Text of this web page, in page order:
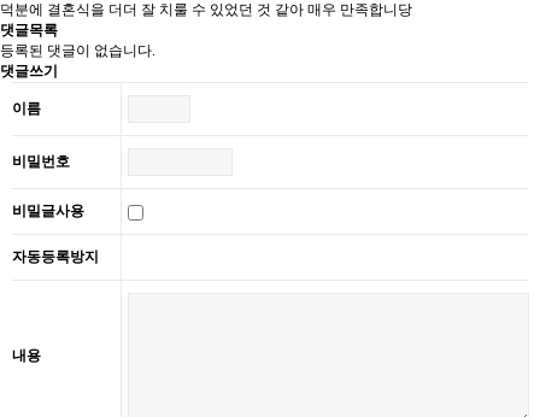
덕분에 결혼식을 더더 잘 치룰 수 있었던 것 같아 매우 만족합니당
댓글목록
등록된 댓글이 없습니다.
댓글쓰기
이름
비밀번호
비밀글사용
자동등록방지
내용